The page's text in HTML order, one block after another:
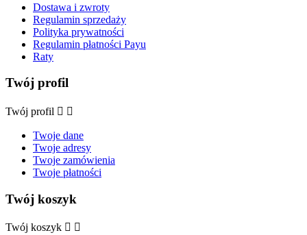
Dostawa i zwroty
Regulamin sprzedaży
Polityka prywatności
Regulamin płatności Payu
Raty
Twój profil
Twój profil  
Twoje dane
Twoje adresy
Twoje zamówienia
Twoje płatności
Twój koszyk
Twój koszyk  